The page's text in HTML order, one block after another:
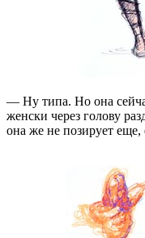
— Ну типа. Но она
женски через голову
она же не позирует еще,